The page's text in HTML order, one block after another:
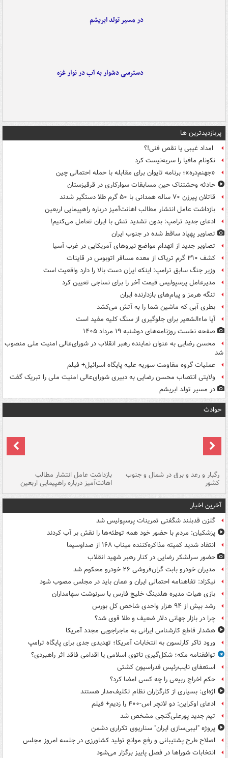
در مسیر تولد ابریشم
دسترسی دشوار به آب در نوار غزه
پربازدیدترین ها
امداد غیبی یا نقص فنی!؟
نکونام مافیا را سربه‌نیست کرد
«جهنم‌دره»؛ برنامه تایوان برای مقابله با حمله احتمالی چین
حادثه وحشتناک حین مسابقات سوارکاری در قرقیزستان
قاتلان پیرزن ۷۰ ساله همدانی با ۵۰ گرم طلا دستگیر شدند
بازداشت عامل انتشار مطالب اهانت‌آمیز درباره راهپیمایی اربعین
ادعای جدید ترامپ: بدون تشدید تنش با ایران تعامل می‌کنیم!
تصاویر پهپاد ساقط شده در جنوب ایران
تصاویر جدید از انهدام مواضع نیروهای آمریکایی در غرب آسیا
کشف ۳۱۰ گرم تریاک از معده مسافر اتوبوس در قاینات
وزیر جنگ سابق ترامپ: اینکه ایران دست بالا را دارد واقعیت است
مدیرعامل پرسپولیس قیمت آخر را برای نساجی تعیین کرد
تنگه هرمز و پیام‌های بازدارنده ایران
بطری آبی که ماشین شما را به آتش می‌کشد
آیا ماءالشعیر برای جلوگیری از سنگ کلیه مفید است
صفحه نخست روزنامه‌های دوشنبه ۱۹ مرداد ۱۴۰۵
محسن رضایی به عنوان نماینده رهبر انقلاب در شورای‌عالی امنیت ملی منصوب
شد
عملیات گروه مقاومت سوریه علیه پایگاه اسرائیل+ فیلم
ولایتی انتصاب محسن رضایی به دبیری شورای‌عالی امنیت ملی را تبریک گفت
در مسیر تولد ابریشم
حوادث
رگبار و رعد و برق در شمال و جنوب
کشور
بازداشت عامل انتشار مطالب
اهانت‌آمیز درباره راهپیمایی اربعین
آخرین اخبار
گلزن قدبلند شگفتی تمرینات پرسپولیس شد
پزشکیان: مردم با حضور خود همه توطئه‌ها را نقش بر آب کردند
انتقاد شدید کمیته مذاکره‌کننده میناب ۱۶۸ از صداوسیما
حضور سرلشکر رضایی در کنار رهبر شهید انقلاب
مدیران خودرو بابت گران‌فروشی ۲۶ خودرو محکوم شد
نیکزاد: تفاهنامه احتمالی ایران و عمان باید در مجلس مصوب شود
بازی هیات مدیره هلدینگ خلیج فارس با سرنوشت سهامداران
رشد بیش از ۹۴ هزار واحدی شاخص کل بورس
چرا در بازار جهانی دلار ضعیف و طلا قوی شد؟
هشدار قاطع کارشناس ایرانی به ماجراجویی مجدد آمریکا
ورود تاکر کارلسون به انتخابات آمریکا؛ تهدیدی جدی برای پایگاه ترامپ
توافقنامه مکه؛ شکل‌گیری ناتوی اسلامی یا اقدامی فاقد اثر راهبردی؟
استعفای نایب‌رئیس فدراسیون کشتی
حکم اخراج ربیعی را چه کسی امضا کرد؟
اژه‌ای: بسیاری از کارگزاران نظام تکلیف‌مدار هستند
ادعای اوکراین: دو لانچر اس-۴۰۰ را زدیم+ فیلم
تیم جدید پورعلی‌گنجی مشخص شد
پروژه "لیبی‌سازی ایران" سناریوی تکراری دشمن
اصلاح طرح پشتیبانی و رفع موانع تولید کشاورزی در جلسه امروز مجلس
انتخابات شوراها در فصل پاییز برگزار می‌شود